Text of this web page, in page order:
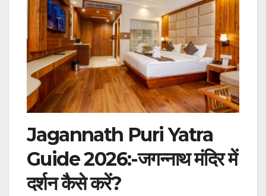
Jagannath Puri Yatra
Guide 2026:-जगन्नाथ मंदिर में
दर्शन कैसे करें?